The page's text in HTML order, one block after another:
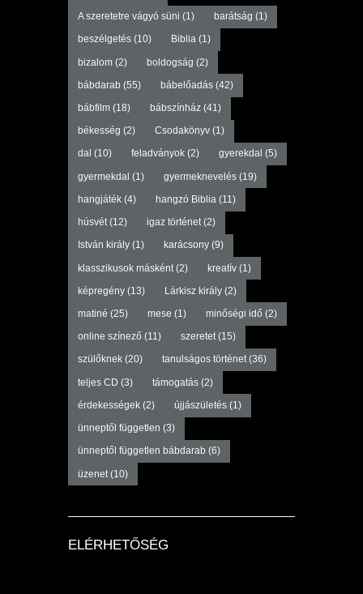
A szeretetre vágyó süni (1) barátság (1)
beszélgetés(10) Biblia(1)
bizalom(2) boldogság (2)
bábdarab (55) bábelőadás(42)
bábfilm(18) bábszínház(41)
békesség (2) Csodakönyv(1)
dal (10) feladványok(2) gyerekdal (5)
gyermekdal (1) gyermeknevelés(19)
hangjáték(4) hangzó Biblia(11)
húsvét(12) igaz történet(2)
István király(1) karácsony(9)
klasszikusok másként(2) kreatív(1)
képregény(13) Lárkisz király(2)
matiné (25) mese (1) minőségi idő (2)
online színező (11) szeretet(15)
szülőknek(20) tanulságos történet(36)
teljes CD (3) támogatás(2)
érdekességek(2) újjászületés(1)
ünneptől független (3)
ünneptől független bábdarab (6)
üzenet(10)
ELÉRHETŐSÉG